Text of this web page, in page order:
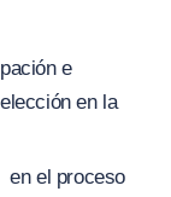
e
en la
en el proceso